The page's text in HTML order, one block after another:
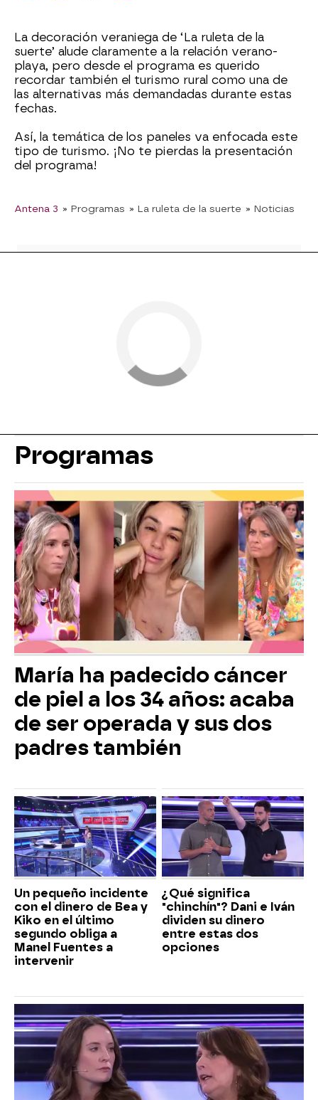
La decoración veraniega de ‘La ruleta de la
suerte’ alude claramente a la relación verano-
playa, pero desde el programa es querido
recordar también el turismo rural como una de
las alternativas más demandadas durante estas
fechas.
Así, la temática de los paneles va enfocada este
tipo de turismo. ¡No te pierdas la presentación
del programa!
Antena 3 » Programas » La ruleta de la suerte » Noticias
Programas
María ha padecido cáncer
de piel a los 34 años: acaba
de ser operada y sus dos
padres también
Un pequeño incidente
con el dinero de Bea y
Kiko en el último
segundo obliga a
Manel Fuentes a
intervenir
¿Qué significa
"chinchín"? Dani e Iván
dividen su dinero
entre estas dos
opciones